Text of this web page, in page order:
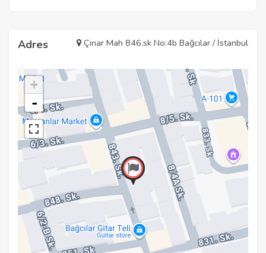
Adres Çinar Mah 846.sk No:4b Bağcılar / İstanbul
+
-